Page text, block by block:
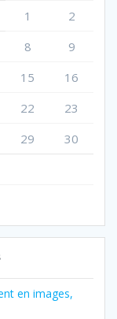
1
2
8
9
15
16
22
23
29
30
en images,